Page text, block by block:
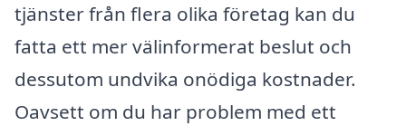
tjänster från flera olika företag kan du
fatta ett mer välinformerat beslut och
dessutom undvika onödiga kostnader.
Oavsett om du har problem med ett